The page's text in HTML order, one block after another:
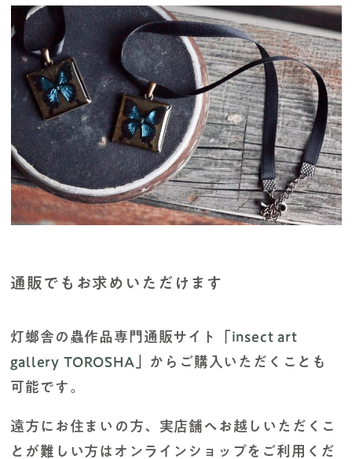
通販でもお求めいただけます
灯螂舎の蟲作品専門通販サイト「 insect art
gallery TŌRŌSHA 」からご購入いただくことも
可能です。
遠方にお住まいの方、実店舗へお越しいただくこ
とが難しい方はオンラインショップをご利用くだ